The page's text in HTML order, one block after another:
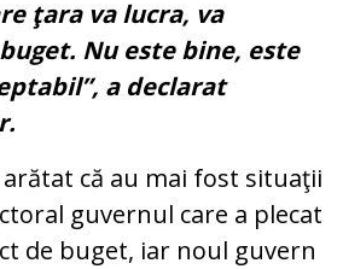
ţara va lucra, va
Nu este bine, este
a declarat
arătat că au mai fost situaţii
guvernul care a plecat
de buget, iar noul guvern